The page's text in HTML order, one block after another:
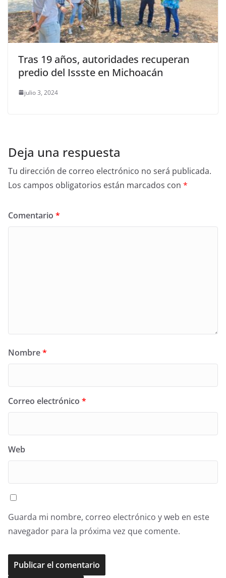
Tras 19 años, autoridades recuperan
predio del Issste en Michoacán
julio 3, 2024
Deja una respuesta
Tu dirección de correo electrónico no será publicada.
Los campos obligatorios están marcados con *
Comentario *
Nombre*
Correo electrónico *
Web
Guarda mi nombre, correo electrónico y web en este
navegador para la próxima vez que comente.